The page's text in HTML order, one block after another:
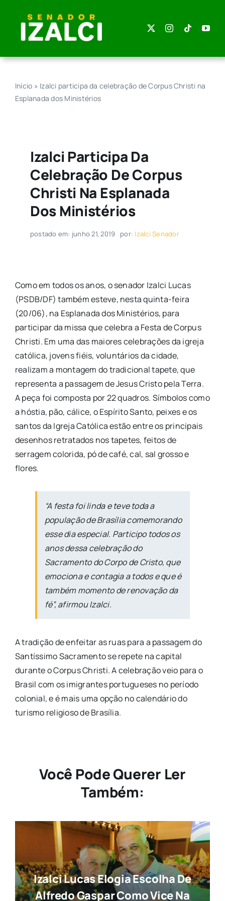
content
Início » Izalci participa da celebração de Corpus Christi na
Esplanada dos Ministérios
Izalci Participa Da
Celebração De Corpus
Christi Na Esplanada
Dos Ministérios
postado em: junho 21, 2019 por: Izalci Senador
Como em todos os anos, o senador Izalci Lucas
(PSDB/DF) também esteve, nesta quinta-feira
(20/06), na Esplanada dos Ministérios, para
participar da missa que celebra a Festa de Corpus
Christi. Em uma das maiores celebrações da igreja
católica, jovens fiéis, voluntários da cidade,
realizam a montagem do tradicional tapete, que
representa a passagem de Jesus Cristo pela Terra.
A peça foi composta por 22 quadros. Símbolos como
a hóstia, pão, cálice, o Espírito Santo, peixes e os
santos da Igreja Católica estão entre os principais
desenhos retratados nos tapetes, feitos de
serragem colorida, pó de café, cal, sal grosso e
flores.
“A festa foi linda e teve toda a
população de Brasília comemorando
esse dia especial. Participo todos os
anos dessa celebração do
Sacramento do Corpo de Cristo, que
emociona e contagia a todos e que é
também momento de renovação da
fé”, afirmou Izalci.
A tradição de enfeitar as ruas para a passagem do
Santíssimo Sacramento se repete na capital
durante o Corpus Christi. A celebração veio para o
Brasil com os imigrantes portugueses no período
colonial, e é mais uma opção no calendário do
turismo religioso de Brasília.
Você Pode Querer Ler
Também:
Izalci Lucas Elogia Escolha De
Alfredo Gaspar Como Vice Na